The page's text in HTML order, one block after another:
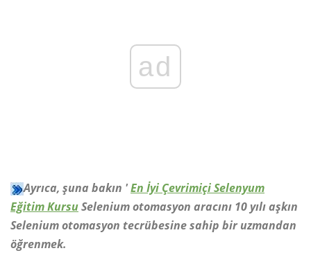
ad
Ayrıca, şuna bakın 'En İyi Çevrimiçi Selenyum
Eğitim KursuSelenium otomasyon aracını 10 yılı aşkın
Selenium otomasyon tecrübesine sahip bir uzmandan
öğrenmek.